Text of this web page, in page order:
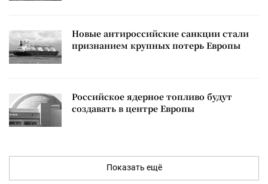
Новые антироссийские санкции стали
признанием крупных потерь Европы
Российское ядерное топливо будут
создавать в центре Европы
Показать ещё